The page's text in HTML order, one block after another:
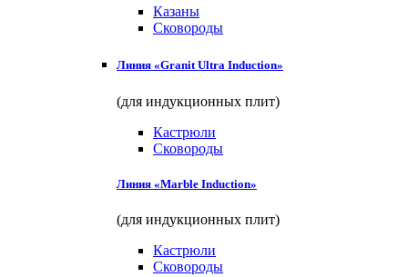
Казаны
Сковороды
Линия «Granit Ultra Induction»
(для индукционных плит)
Кастрюли
Сковороды
Линия «Marble Induction»
(для индукционных плит)
Кастрюли
Сковороды